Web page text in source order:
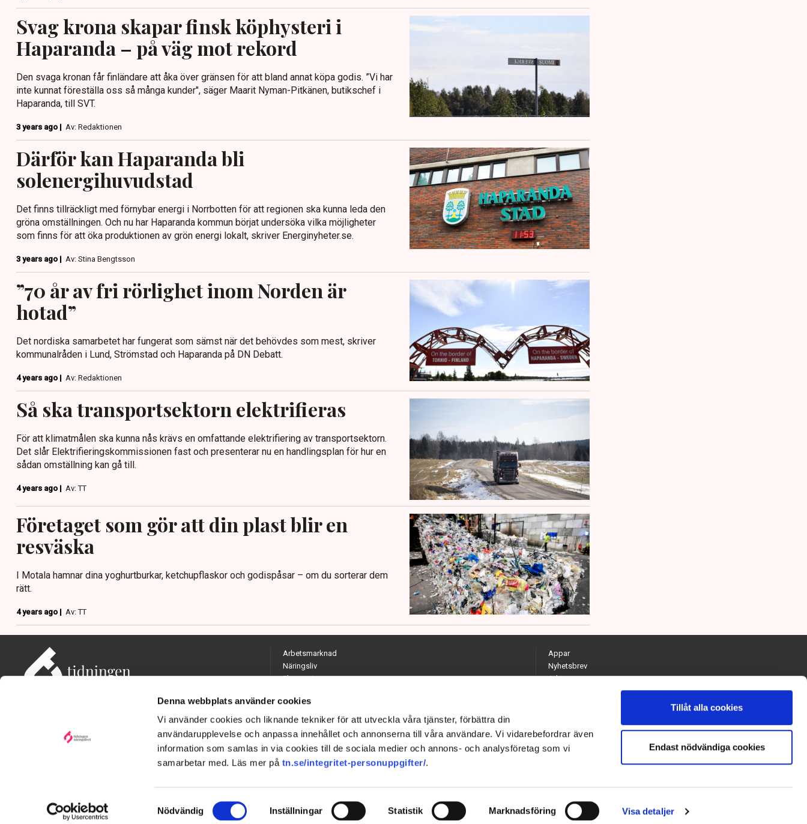
Denna webbplats använder cookies
Vi använder cookies och liknande tekniker för att utveckla våra tjänster, förbättra din
användarupplevelse och anpassa innehållet och annonserna till våra användare. Vi vidarebefordrar även
information som samlas in via cookies till de sociala medier och annons- och analysföretag som vi
samarbetar med. Läs mer på tn.se/integritet-personuppgifter/.
Samtyckesval
Nödvändig Inställningar Statistik Marknadsföring Visa detaljer
Tillåt alla cookies
Endast nödvändiga cookies
Svag krona skapar finsk köphysteri i
Haparanda – på väg mot rekord
Den svaga kronan får finländare att åka över gränsen för att bland annat köpa godis. ”Vi har
inte kunnat föreställa oss så många kunder", säger Maarit Nyman-Pitkänen, butikschef i
Haparanda, till SVT.
3 years ago | Av: Redaktionen
Därför kan Haparanda bli
solenergihuvudstad
Det finns tillräckligt med förnybar energi i Norrbotten för att regionen ska kunna leda den
gröna omställningen. Och nu har Haparanda kommun börjat undersöka vilka möjligheter
som finns för att öka produktionen av grön energi lokalt, skriver Energinyheter.se.
3 years ago | Av: Stina Bengtsson
”70 år av fri rörlighet inom Norden är
hotad”
Det nordiska samarbetet har fungerat som sämst när det behövdes som mest, skriver
kommunalråden i Lund, Strömstad och Haparanda på DN Debatt.
4 years ago | Av: Redaktionen
Så ska transportsektorn elektrifieras
För att klimatmålen ska kunna nås krävs en omfattande elektrifiering av transportsektorn.
Det slår Elektrifieringskommissionen fast och presenterar nu en handlingsplan för hur en
sådan omställning kan gå till.
4 years ago | Av: TT
Företaget som gör att din plast blir en
resväska
I Motala hamnar dina yoghurtburkar, ketchupflaskor och godispåsar – om du sorterar dem
rätt.
4 years ago | Av: TT
Adress: Tidningen Näringslivet, 114 82 Stockholm
Besöksadress: Storgatan 19, Stockholm
Arbetsmarknad
Näringsliv
Ekonomi
Opinion
Hållbarhet
Utrikes
Quiz
Appar
Nyhetsbrev
Arkiv
Kontakta redaktionen
Chefredaktör och ansvarig utgivare: